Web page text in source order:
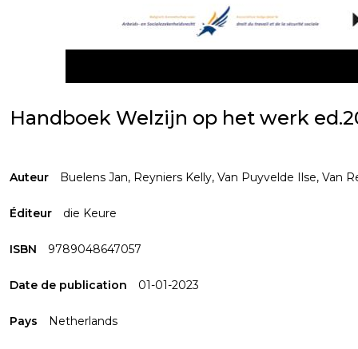
Handboek Welzijn op het werk
Auteur Buelens Jan, Reyniers Kelly, Van Puyvelde Ilse, Van
Éditeur die Keure
ISBN 9789048647057
Date de publication 01-01-2023
Pays Netherlands